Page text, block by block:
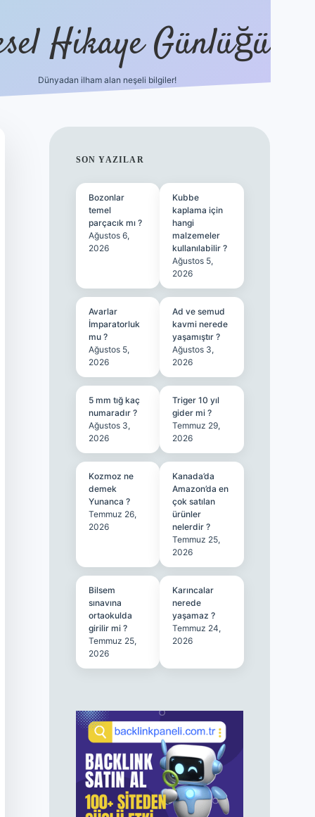
Hikaye Günlüğü
Dünyadan ilham alan neşeli bilgiler!
SIDEBAR
SON YAZILAR
Bozonlar
temel
parçacık mı ?
Ağustos 6,
2026
Kubbe
kaplama için
hangi
malzemeler
kullanılabilir ?
Ağustos 5,
2026
Avarlar
İmparatorluk
mu ?
Ağustos 5,
2026
Ad ve semud
kavmi nerede
yaşamıştır ?
Ağustos 3,
2026
5 mm tığ kaç
numaradır ?
Ağustos 3,
2026
Triger 10 yıl
gider mi ?
Temmuz 29,
2026
Kozmoz ne
demek
Yunanca ?
Temmuz 26,
2026
Kanada’da
Amazon’da en
çok satılan
ürünler
nelerdir ?
Temmuz 25,
2026
Bilsem
sınavına
ortaokulda
girilir mi ?
Temmuz 25,
2026
Karıncalar
nerede
yaşamaz ?
Temmuz 24,
2026
betexper güvenilir mi